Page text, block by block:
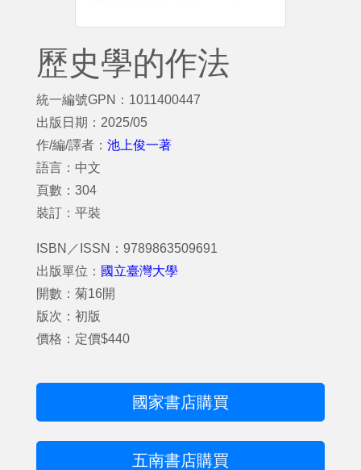
歷史學的作法
統一編號GPN：1011400447
出版日期：2025/05
作/編/譯者： 池上俊一著
語言：中文
頁數：304
裝訂：平裝
ISBN／ISSN：9789863509691
出版單位： 國立臺灣大學
開數：菊16開
版次：初版
價格：定價$440
國家書店購買
五南書店購買